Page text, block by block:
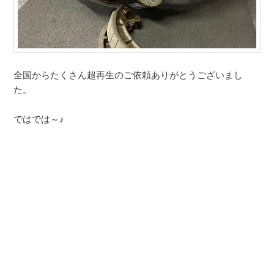
全国からたくさん超再生のご依頼ありがとうございまし
た。
ではでは～♪